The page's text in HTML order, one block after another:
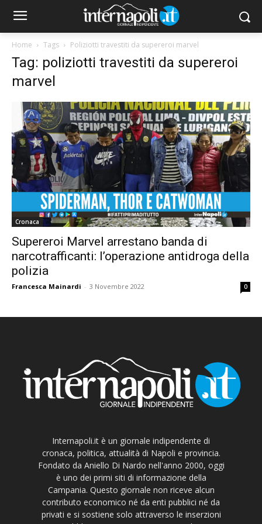
Home Tags Poliziotti travestiti da supereroi marvel
Tag: poliziotti travestiti da supereroi
marvel
Cronaca
Supereroi Marvel arrestano banda di
narcotrafficanti: l’operazione antidroga della
polizia
Francesca Mainardi - 3 Novembre 2022 0
Internapoli.it è un giornale indipendente di
cronaca, politica, attualità di Napoli e provincia.
Fondato da Aniello Di Nardo nell'anno 2000, oggi
è uno dei primi siti di informazione della
Campania. Questo giornale non riceve alcun
contributo economico né da enti pubblici né da
privati e si sostiene solo attraverso le inserzioni